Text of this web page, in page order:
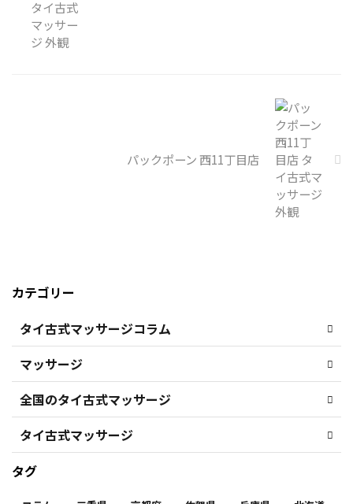
パックポーン 西11丁目店
カテゴリー
タイ古式マッサージコラム
マッサージ
全国のタイ古式マッサージ
タイ古式マッサージ
タグ